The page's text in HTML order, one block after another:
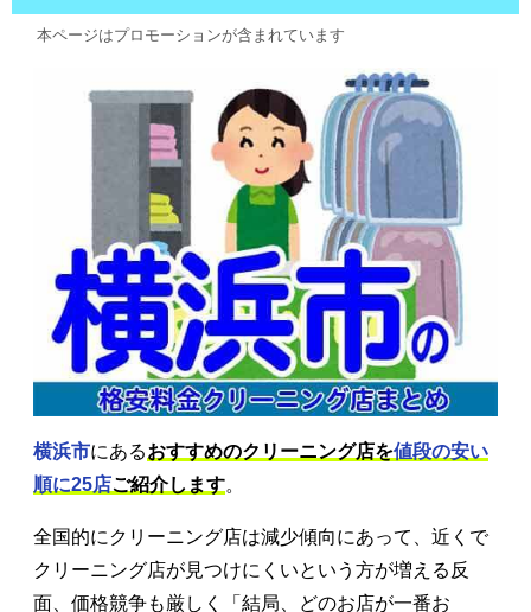
本ページはプロモーションが含まれています
横浜市にあるおすすめのクリーニング店を値段の安い
順に25店ご紹介します。
全国的にクリーニング店は減少傾向にあって、近くで
クリーニング店が見つけにくいという方が増える反
面、価格競争も厳しく「結局、どのお店が一番お